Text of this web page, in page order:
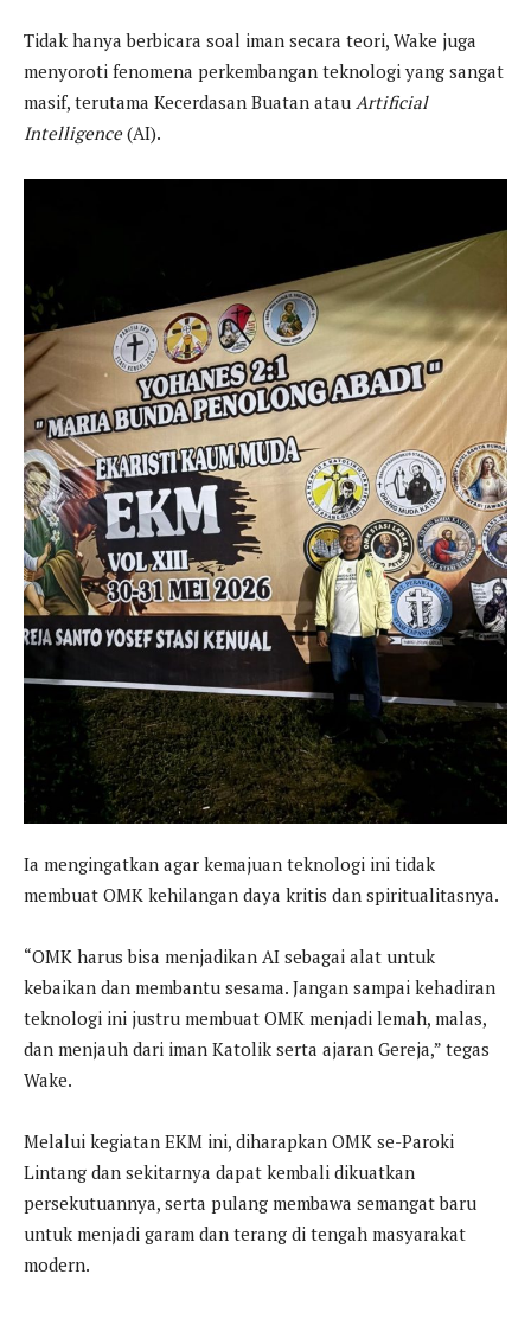
Tidak hanya berbicara soal iman secara teori, Wake juga
menyoroti fenomena perkembangan teknologi yang sangat
masif, terutama Kecerdasan Buatan atau Artificial
Intelligence(AI).
Ia mengingatkan agar kemajuan teknologi ini tidak
membuat OMK kehilangan daya kritis dan spiritualitasnya.
“OMK harus bisa menjadikan AI sebagai alat untuk
kebaikan dan membantu sesama. Jangan sampai kehadiran
teknologi ini justru membuat OMK menjadi lemah, malas,
dan menjauh dari iman Katolik serta ajaran Gereja,” tegas
Wake.
Melalui kegiatan EKM ini, diharapkan OMK se-Paroki
Lintang dan sekitarnya dapat kembali dikuatkan
persekutuannya, serta pulang membawa semangat baru
untuk menjadi garam dan terang di tengah masyarakat
modern.